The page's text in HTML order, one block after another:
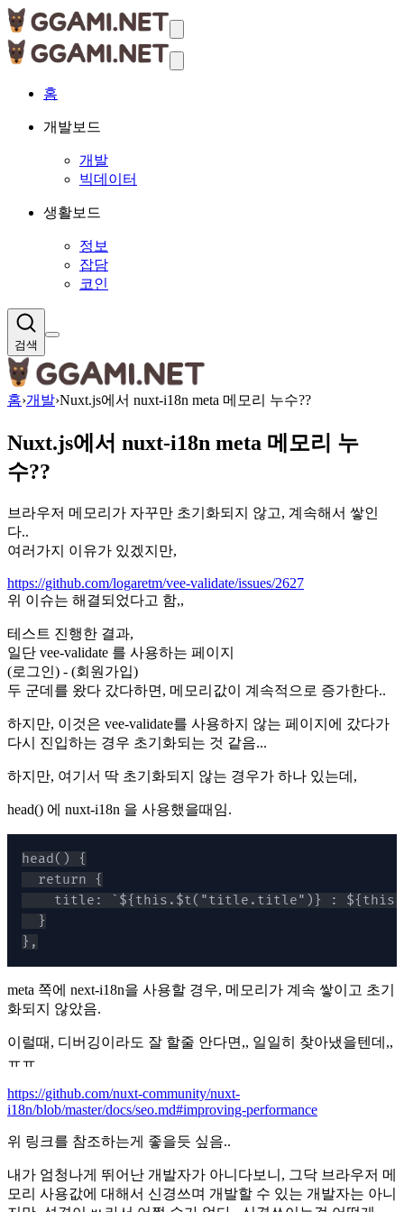
홈
개발보드
개발
빅데이터
생활보드
정보
잡담
코인
검색
홈›개발›Nuxt.js에서 nuxt-i18n meta 메모리 누수??
Nuxt.js에서 nuxt-i18n meta 메모리 누
수??
브라우저 메모리가 자꾸만 초기화되지 않고, 계속해서 쌓인
다..
여러가지 이유가 있겠지만,
https://github.com/logaretm/vee-validate/issues/2627
위 이슈는 해결되었다고 함,,
테스트 진행한 결과,
일단 vee-validate 를 사용하는 페이지
(로그인) - (회원가입)
두 군데를 왔다 갔다하면, 메모리값이 계속적으로 증가한다..
하지만, 이것은 vee-validate를 사용하지 않는 페이지에 갔다가
다시 진입하는 경우 초기화되는 것 같음...
하지만, 여기서 딱 초기화되지 않는 경우가 하나 있는데,
head() 에 nuxt-i18n 을 사용했을때임.
},
meta 쪽에 next-i18n을 사용할 경우, 메모리가 계속 쌓이고 초기
화되지 않았음.
이럴때, 디버깅이라도 잘 할줄 안다면,, 일일히 찾아냈을텐데,,
ㅠㅠ
https://github.com/nuxt-community/nuxt-
i18n/blob/master/docs/seo.md#improving-performance
위 링크를 참조하는게 좋을듯 싶음..
내가 엄청나게 뛰어난 개발자가 아니다보니, 그닥 브라우저 메
모리 사용값에 대해서 신경쓰며 개발할 수 있는 개발자는 아니